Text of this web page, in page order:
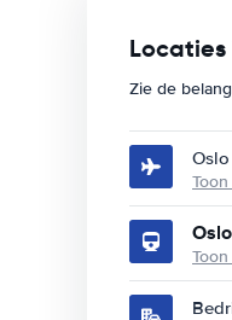
Locaties
Zie de